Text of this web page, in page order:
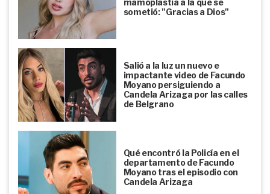
sometió: "Gracias a Dios"
Salió a la luz un nuevo e
impactante video de Facundo
Moyano persiguiendo a
Candela Arizaga por las calles
de Belgrano
Qué encontró la Policía en el
departamento de Facundo
Moyano tras el episodio con
Candela Arizaga